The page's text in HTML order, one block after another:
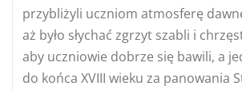
przybliżyli uczniom atmosferę
aż było słychać zgrzyt szabli i
aby uczniowie dobrze się bawili, a
do końca XVIII wieku za panowania